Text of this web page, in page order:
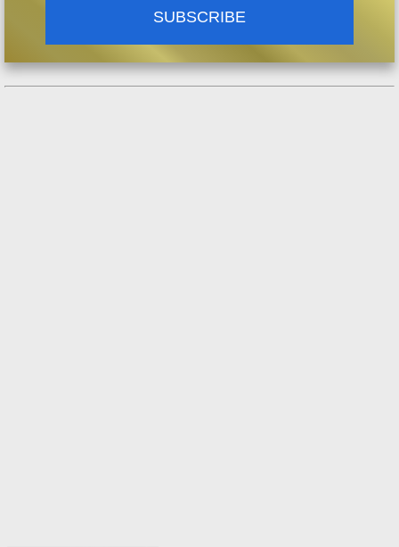
SUBSCRIBE